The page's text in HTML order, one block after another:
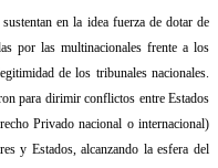
en la idea fuerza de dotar de
por las multinacionales frente a los
de los tribunales nacionales.
para dirimir conflictos entre Estados
Privado nacional o internacional)
y Estados, alcanzando la esfera del